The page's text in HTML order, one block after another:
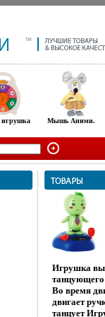
Мышь Аними.
Игрушка
танцующего
Во время
двигает
танцует